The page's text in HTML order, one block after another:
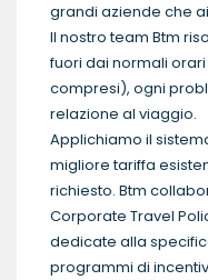
grandi aziende che
Il nostro team Btm
fuori dai normali
compresi), ogni
relazione al viaggio.
Applichiamo il
migliore tariffa
richiesto. Btm
Corporate Travel
dedicate alla
programmi di